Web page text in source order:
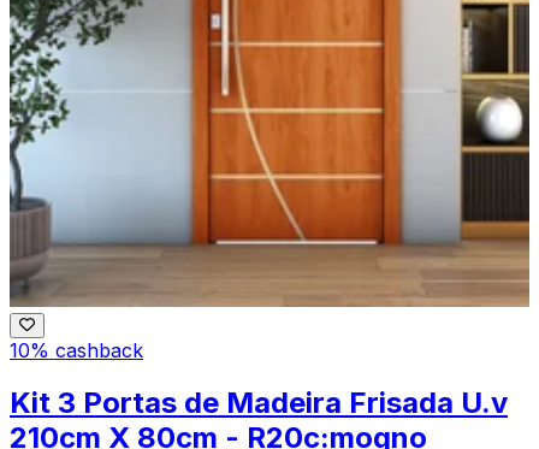
10% cashback
Kit 3 Portas de Madeira Frisada U.v
210cm X 80cm - R20c:mogno